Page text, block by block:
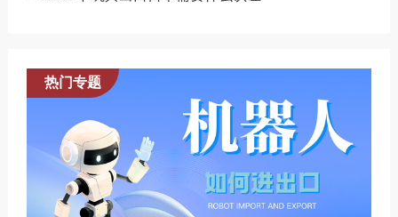
热门专题